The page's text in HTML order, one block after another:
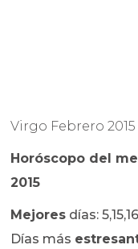
Virgo Febrero 2015
Horóscopo del
2015
Mejores días:
Días más